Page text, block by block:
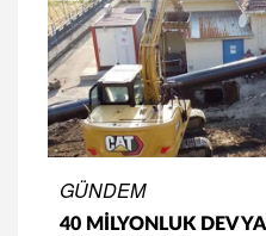
GÜNDEM
40 MİLYONLUK DEV